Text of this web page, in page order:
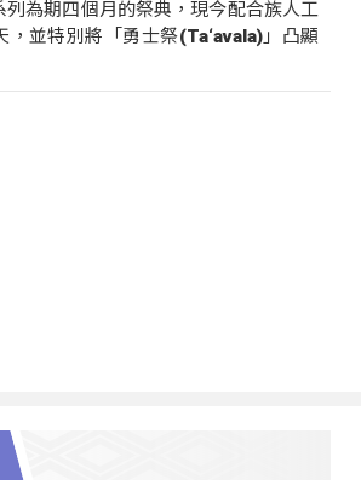
列為期四個月的祭典，現今配合族人工
，並特別將「勇士祭(Ta‘avala)」凸顯